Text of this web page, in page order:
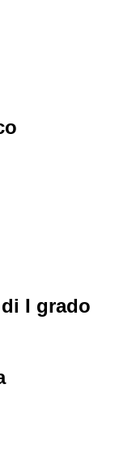
I grado